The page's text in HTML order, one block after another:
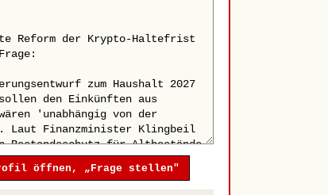
öffnen, „Frage stellen"